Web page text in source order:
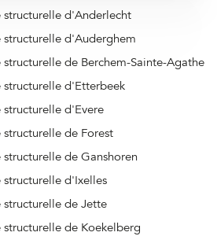
d'Anderlecht
d'Auderghem
de Berchem-Sainte-Agathe
d'Etterbeek
d'Evere
de Forest
de Ganshoren
d'Ixelles
de Jette
de Koekelberg